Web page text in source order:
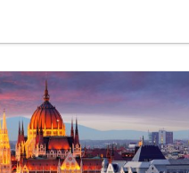
Read More